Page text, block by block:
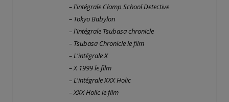
– l'intégrale Clamp School Detective
– Tokyo Babylon
– l'intégrale Tsubasa chronicle
– Tsubasa Chronicle le film
– L'intégrale X
– X 1999 le film
– L'intégrale XXX Holic
– XXX Holic le film